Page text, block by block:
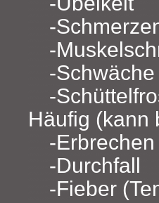
Schwäche
Häufig (kann
Erbrechen
Durchfall
Fieber